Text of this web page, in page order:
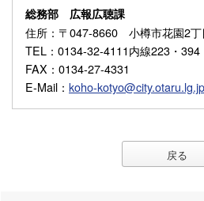
総務部 広報広聴課
住所 ：〒047-8660 小樽市花園2
TEL ：0134-32-4111内線223・394
FAX ：0134-27-4331
E-Mail ： koho-kotyo@city.otaru.lg.jp
戻る